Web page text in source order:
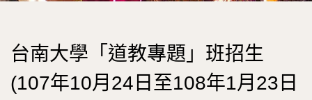
台南大學「道教專題」班招生
(107年10月24日至108年1月23日